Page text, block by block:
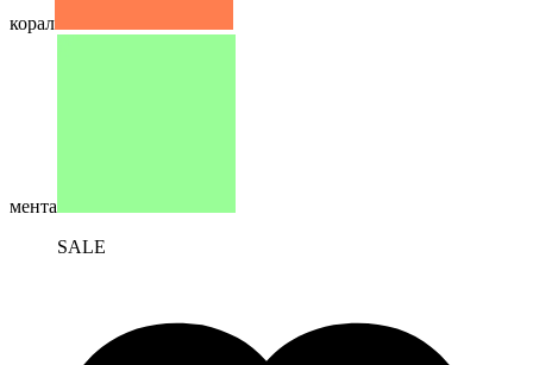
корал
мента
SALE